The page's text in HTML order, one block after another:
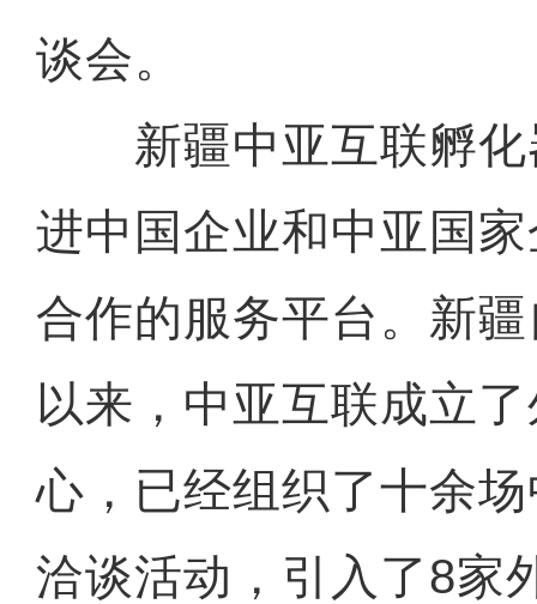
谈会。
新疆中亚互联孵化
进中国企业和中亚国
合作的服务平台。新
以来，中亚互联成立
心，已经组织了十余
洽谈活动，引入了8家